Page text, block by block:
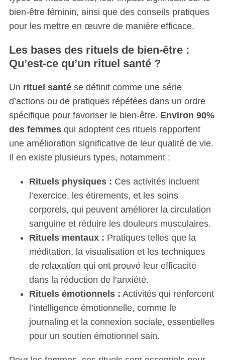
bien-être féminin, ainsi que des conseils pratiques
pour les mettre en œuvre de manière efficace.
Les bases des rituels de bien-être :
Qu’est-ce qu’un rituel santé ?
Un rituel santése définit comme une série
d’actions ou de pratiques répétées dans un ordre
spécifique pour favoriser le bien-être. Environ 90%
des femmesqui adoptent ces rituels rapportent
une amélioration significative de leur qualité de vie.
Il en existe plusieurs types, notamment :
Rituels physiques : Ces activités incluent
l’exercice, les étirements, et les soins
corporels, qui peuvent améliorer la circulation
sanguine et réduire les douleurs musculaires.
Rituels mentaux : Pratiques telles que la
méditation, la visualisation et les techniques
de relaxation qui ont prouvé leur efficacité
dans la réduction de l’anxiété.
Rituels émotionnels : Activités qui renforcent
l’intelligence émotionnelle, comme le
journaling et la connexion sociale, essentielles
pour un soutien émotionnel sain.